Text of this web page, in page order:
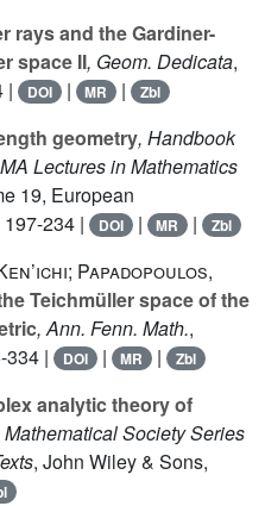
rays and the Gardiner-
space II, Geom. Dedicata,
| DOI | MR | Zbl
geometry, Handbook
Lectures in Mathematics
19, European
234 |
DOI | MR | Zbl
Papadopoulos,
Teichmüller space of the
, Ann. Fenn. Math.,
334 | DOI | MR | Zbl
analytic theory of
Society Series
, John Wiley & Sons,